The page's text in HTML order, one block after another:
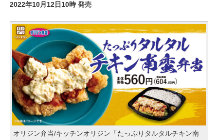
2022年10月12日10時 発売
オリジン弁当/キッチンオリジン「たっぷりタルタルチキン南